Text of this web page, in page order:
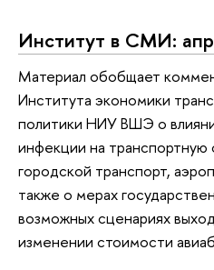
Институт в СМИ:
Материал обобщает
Института экономики
политики НИУ ВШЭ о
инфекции на транспортную
городской транспорт,
также о мерах
возможных сценариях
изменении стоимости